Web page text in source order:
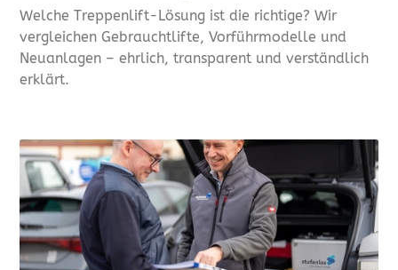
Welche Treppenlift-Lösung ist die richtige? Wir
vergleichen Gebrauchtlifte, Vorführmodelle und
Neuanlagen – ehrlich, transparent und verständlich
erklärt.